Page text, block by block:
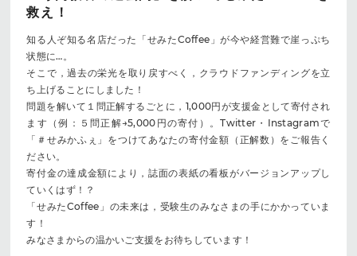
救え！
知る人ぞ知る名店だった「せみたCoffee」が今や経営難で崖っぷち
状態に…。
そこで，過去の栄光を取り戻すべく，クラウドファンディングを立
ち上げることにしました！
問題を解いて１問正解するごとに，1,000円が支援金として寄付され
ます（例：５問正解→5,000円の寄付）。Twitter・Instagramで
「＃せみかふぇ」をつけてあなたの寄付金額（正解数）をご報告く
ださい。
寄付金の達成金額により，誌面の表紙の看板がバージョンアップし
ていくはず！？
「せみたCoffee」の未来は，受験生のみなさまの手にかかっていま
す！
みなさまからの温かいご支援をお待ちしています！